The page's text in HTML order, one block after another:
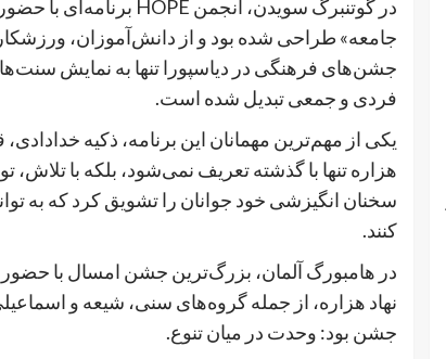
جامعه» طراحی شده بود و از دانش‌آموزان،
جشن‌های فرهنگی در دیاسپورا تنها به نمایش
فردی و جمعی تبدیل شده است.
یکی از مهم‌ترین مهمانان این برنامه، ذکیه
هزاره تنها با گذشته تعریف نمی‌شود، بلکه با تلاش،
سخنان انگیزشی خود جوانان را تشویق کرد که به
کنند.
نهاد هزاره، از جمله گروه‌های سنی، شیعه و
جشن بود: وحدت در میان تنوع.